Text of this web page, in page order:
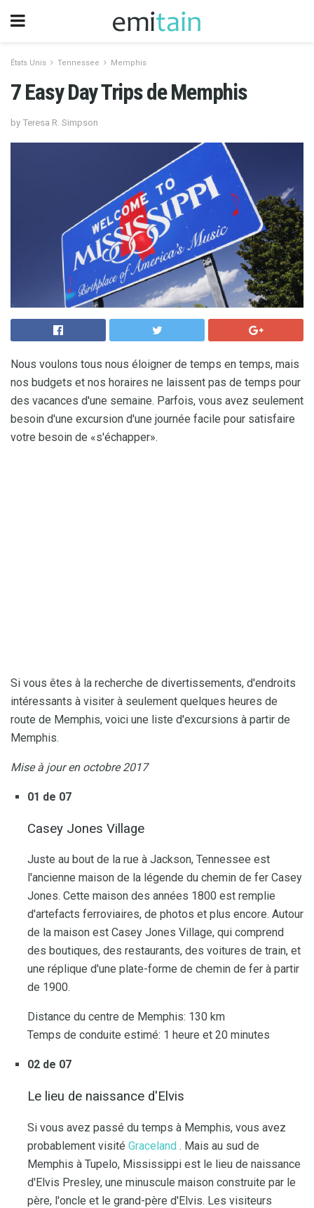
États Unis Tennessee Memphis
7 Easy Day Trips de Memphis
by Teresa R. Simpson
Nous voulons tous nous éloigner de temps en temps, mais
nos budgets et nos horaires ne laissent pas de temps pour
des vacances d'une semaine. Parfois, vous avez seulement
besoin d'une excursion d'une journée facile pour satisfaire
votre besoin de «s'échapper».
Si vous êtes à la recherche de divertissements, d'endroits
intéressants à visiter à seulement quelques heures de
route de Memphis, voici une liste d'excursions à partir de
Memphis.
Mise à jour en octobre 2017
01 de 07
Casey Jones Village
Juste au bout de la rue à Jackson, Tennessee est
l'ancienne maison de la légende du chemin de fer Casey
Jones. Cette maison des années 1800 est remplie
d'artefacts ferroviaires, de photos et plus encore. Autour
de la maison est Casey Jones Village, qui comprend
des boutiques, des restaurants, des voitures de train, et
une réplique d'une plate-forme de chemin de fer à partir
de 1900.
Distance du centre de Memphis: 130 km
Temps de conduite estimé: 1 heure et 20 minutes
02 de 07
Le lieu de naissance d'Elvis
Si vous avez passé du temps à Memphis, vous avez
probablement visité Graceland . Mais au sud de
Memphis à Tupelo, Mississippi est le lieu de naissance
d'Elvis Presley, une minuscule maison construite par le
père, l'oncle et le grand-père d'Elvis. Les visiteurs